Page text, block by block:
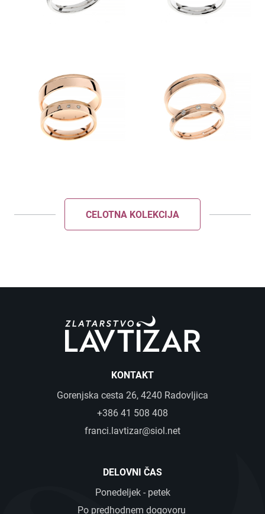
CELOTNA KOLEKCIJA
KONTAKT
Gorenjska cesta 26, 4240 Radovljica
+386 41 508 408
franci.lavtizar@siol.net
DELOVNI ČAS
Ponedeljek - petek
Po predhodnem dogovoru